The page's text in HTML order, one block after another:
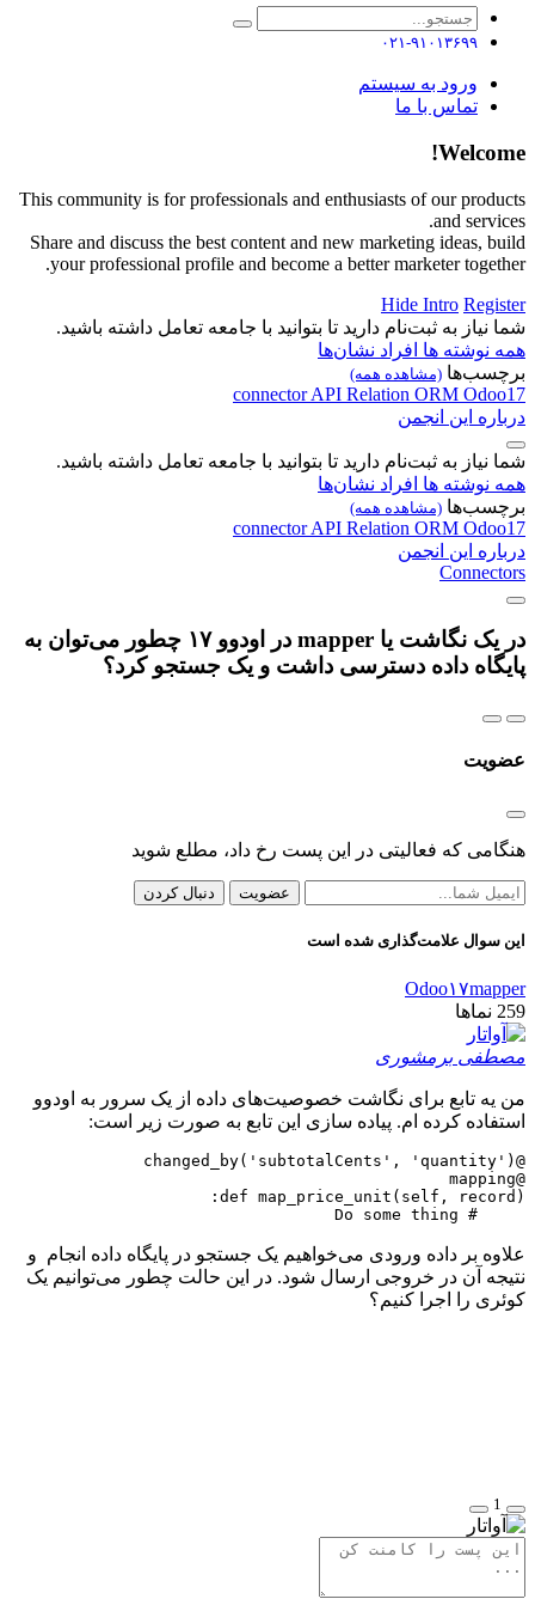
۰۲۱-۹۱۰۱۳۶۹۹
ورود به سیستم
تماس با ما
Welcome!
This community is for professionals and enthusiasts of our products
and services.
Share and discuss the best content and new marketing ideas, build
your professional profile and become a better marketer together.
Hide Intro Register
شما نیاز به ثبت‌نام دارید تا بتوانید با جامعه تعامل داشته باشید.
همه نوشته ها افراد نشان‌ها
برچسب‌ها (مشاهده همه)
connectorAPI Relation ORM Odoo17
درباره این انجمن
شما نیاز به ثبت‌نام دارید تا بتوانید با جامعه تعامل داشته باشید.
همه نوشته ها افراد نشان‌ها
برچسب‌ها (مشاهده همه)
connectorAPI Relation ORM Odoo17
درباره این انجمن
Connectors
در یک نگاشت یا mapper در اودوو ۱۷ چطور می‌توان به
پایگاه داده دسترسی داشت و یک جستجو کرد؟
عضویت
هنگامی که فعالیتی در این پست رخ داد، مطلع شوید
عضویت دنبال کردن
این سوال علامت‌گذاری شده است
Odoo۱۷mapper
259 نماها
مصطفی برمشوری
من یه تابع برای نگاشت خصوصیت‌های داده از یک سرور به اودوو
استفاده کرده ام. پیاده سازی این تابع به صورت زیر است:
@changed_by('subtotalCents', 'quantity')
@mapping
def map_price_unit(self, record):
     # Do some thing
علاوه بر داده ورودی می‌خواهیم یک جستجو در پایگاه داده انجام و
نتیجه آن در خروجی ارسال شود. در این حالت چطور می‌توانیم یک
کوئری را اجرا کنیم؟
1